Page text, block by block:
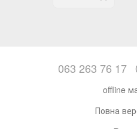
063 263 76 17
offline
Повна